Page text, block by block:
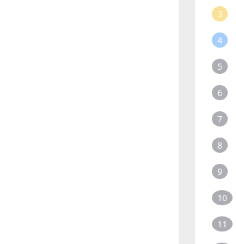
3
4
5
6
7
8
9
10
11